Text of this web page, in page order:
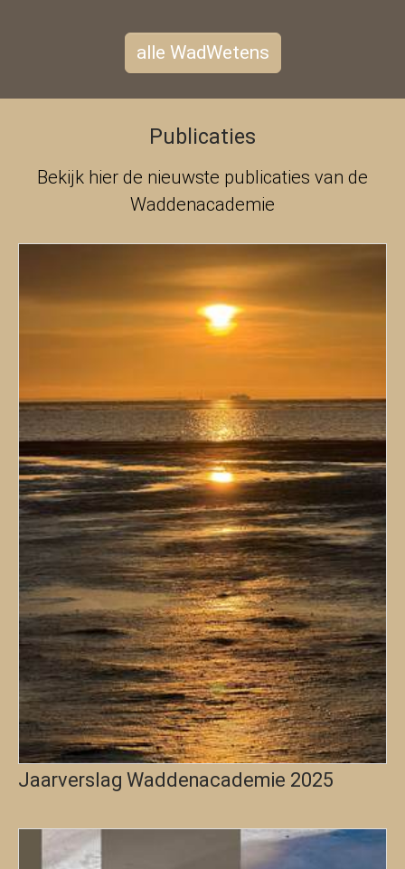
alle WadWetens
Publicaties
Bekijk hier de nieuwste publicaties van de
Waddenacademie
Jaarverslag Waddenacademie 2025